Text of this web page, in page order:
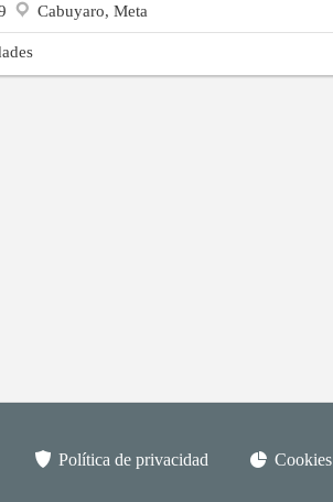
Cabuyaro, Meta
Política de privacidad Cookies